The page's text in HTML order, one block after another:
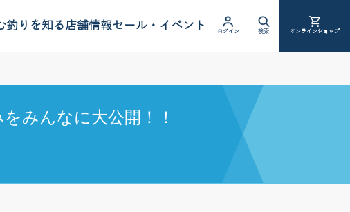
釣りを知る店舗情報セール・イベント ログイン 検索 オンラインショップ
みんなに大公開！！